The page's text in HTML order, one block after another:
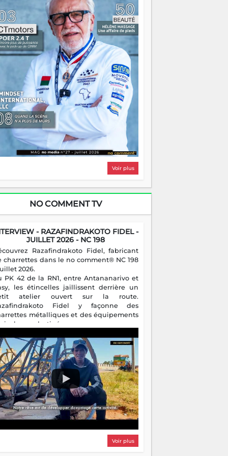
on pourrait s'arrêter là, applaudir et
chez soi satisfait. Mais ce serait
à côté d'une chose essentielle. La
ça brûle fort — et parfois, ça brûle
Une flamme sans direction peut
autant qu'elle peut consumer. C'est
que les aînés entrent en scène — pas
reprendre le gouvernail, mais pour
où sont les récifs. Les jeunes ont la
les vieux ont l'expérience, comme on
Ce n'est pas un combat de générations
c'est une question d'équipage. Partagez
réussites, mais aussi vos échecs. Surtout
échecs, d'ailleurs — ils enseignent
que n'importe quel manuel. À
la barque avance. Il faut juste
que tout le monde rame dans le
Voir plus
NO COMMENT TV
- RAZAFINDRAKOTO FIDEL -
JUILLET 2026 - NC 198
Razafindrakoto Fidel, fabricant
charrettes dans le no comment® NC 198
2026.
PK 42 de la RN1, entre Antananarivo et
les étincelles jaillissent derrière un
atelier ouvert sur la route.
Fidel y façonne des
métalliques et des équipements
destinés aux campagnes
il perpétue un métier discret mais
Voir plus